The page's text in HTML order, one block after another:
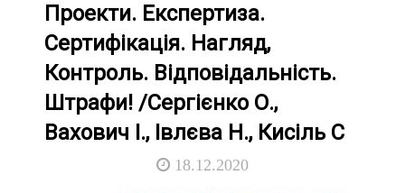
Проекти. Експертиза.
Сертифікація. Нагляд,
Контроль. Відповідальність.
Штрафи! /Сергієнко О.,
Вахович І., Івлєва Н., Кисіль С
18.12.2020